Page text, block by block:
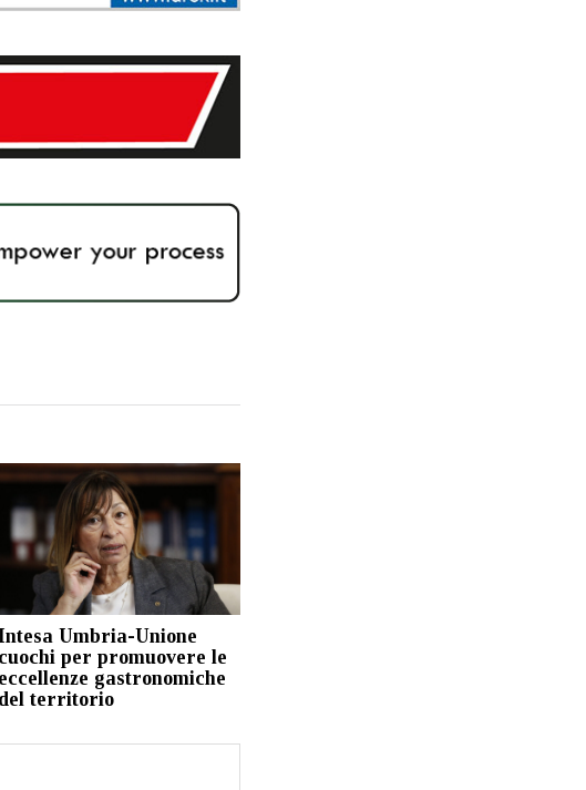
Umbria-Unione
cuochi per promuovere le
eccellenze gastronomiche
del territorio